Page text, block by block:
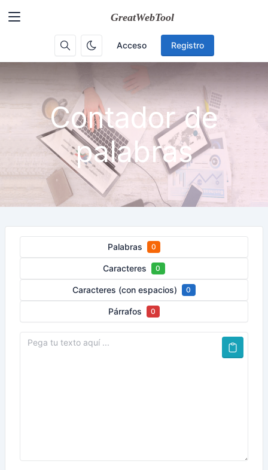
Acceso Registro
Contador de
palabras
Palabras 0
Caracteres 0
Caracteres (con espacios) 0
Párrafos 0